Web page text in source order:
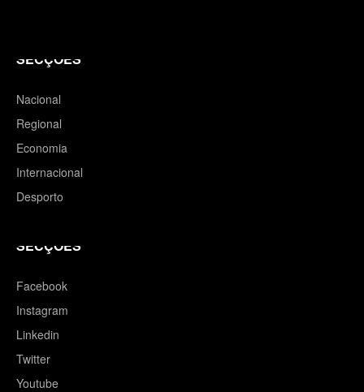
SECÇÕES
Nacional
Regional
Economia
Internacional
Desporto
SECÇÕES
Facebook
Instagram
Linkedin
Twitter
Youtube